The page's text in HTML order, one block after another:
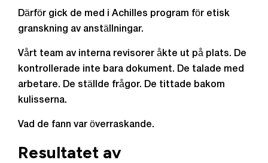
Därför gick de med i Achilles program för etisk
granskning av anställningar.
Vårt team av interna revisorer åkte ut på plats. De
kontrollerade inte bara dokument. De talade med
arbetare. De ställde frågor. De tittade bakom
kulisserna.
Vad de fann var överraskande.
Resultatet av